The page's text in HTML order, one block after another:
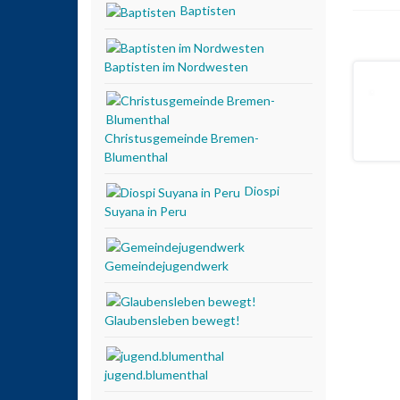
Baptisten
Baptisten im Nordwesten
Christusgemeinde Bremen-
Blumenthal
Diospi
Suyana in Peru
Gemeindejugendwerk
Glaubensleben bewegt!
jugend.blumenthal